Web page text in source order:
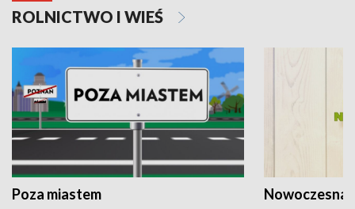
ROLNICTWO I WIEŚ
Poza miastem Nowoczesna